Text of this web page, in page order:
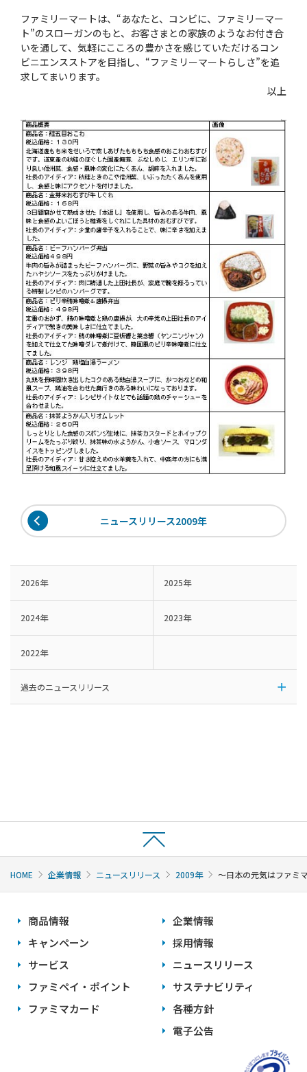
ファミリーマートは、“あなたと、コンビに、ファミリーマー
ト”のスローガンのもと、お客さまとの家族のようなお付き合
いを通して、気軽にこころの豊かさを感じていただけるコン
ビニエンスストアを目指し、“ファミリーマートらしさ”を追
求してまいります。
以上
ニュースリリース2009年
2026年 2025年
2024年 2023年
2022年
過去のニュースリリース
HOME 企業情報 ニュースリリース 2009年 〜日本の元気はファミ
商品情報
キャンペーン
サービス
ファミペイ・ポイント
ファミマカード
企業情報
採用情報
ニュースリリース
サステナビリティ
各種方針
電子公告